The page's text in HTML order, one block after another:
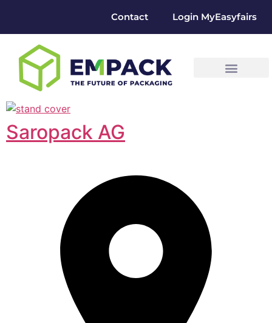
Contact Login MyEasyfairs
Saropack AG